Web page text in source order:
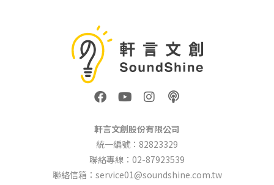
F
a
e
b
o
o
k
Y
o
t
u
b
e
I
n
t
a
g
r
a
P
o
c
a
s
t
軒言文創股份有限公司
統一編號：82823329
聯絡專線：02-87923539
聯絡信箱：service01@soundshine.com.tw